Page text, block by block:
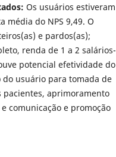
Os usuários estiveram
média do NPS 9,49. O
e pardos(as);
renda de 1 a 2 salários-
potencial efetividade do
do usuário para tomada de
pacientes, aprimoramento
comunicação e promoção